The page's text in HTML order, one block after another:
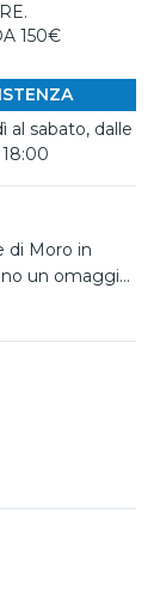
150€
al sabato, dalle
di Moro in
un omaggio
di 9,5 cm e
piccole
loro un
Firmate
Italia, sono
risultato